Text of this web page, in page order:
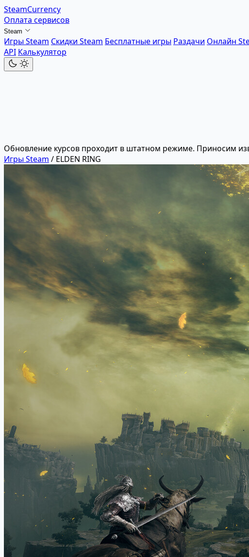
SteamCurrency
Оплата сервисов
Steam
Игры Steam Скидки Steam Бесплатные игры Раздачи Онлайн
API Калькулятор
Обновление курсов проходит в штатном режиме. Приносим
Игры Steam / ELDEN RING